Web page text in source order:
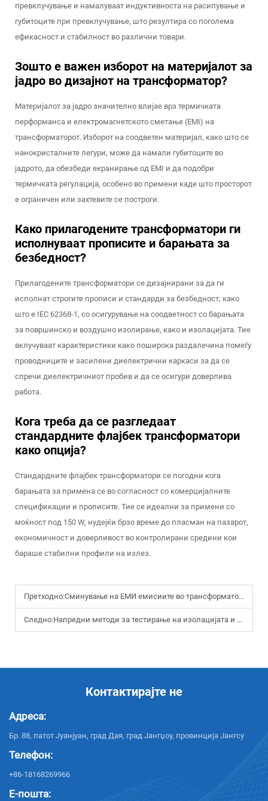
превклучување и намалуваат индуктивноста на расипување и
губитоците при превклучување, што резултира со поголема
ефикасност и стабилност во различни товари.
Зошто е важен изборот на материјалот за
јадро во дизајнот на трансформатор?
Материјалот за јадро значително влијае врз термичката
перформанса и електромагнетското сметање (EMI) на
трансформаторот. Изборот на соодветен материјал, како што се
нанокристалните легури, може да намали губитоците во
јадрото, да обезбеди екранирање од EMI и да подобри
термичката регулација, особено во примени каде што просторот
е ограничен или захтевите се построги.
Како прилагодените трансформатори ги
исполнуваат прописите и барањата за
безбедност?
Прилагодените трансформатори се дизајнирани за да ги
исполнат строгите прописи и стандарди за безбедност, како
што е IEC 62368-1, со осигурување на соодветност со барањата
за површинско и воздушно изолирање, како и изолацијата. Тие
вклучуваат карактеристики како поширока раздалечина помеѓу
проводниците и засилени диелектрични каркаси за да се
спречи диелектричниот пробив и да се осигури доверлива
работа.
Кога треба да се разгледаат
стандардните флајбек трансформатори
како опција?
Стандардните флајбек трансформатори се погодни кога
барањата за примена се во согласност со комерцијалните
спецификации и прописите. Тие се идеални за примени со
моќност под 150 W, нудејќи брзо време до пласман на пазарот,
економичност и доверливост во контролирани средини кои
бараше стабилни профили на излез.
Претходно:Сминување на ЕМИ емисиите во трансформаторските кола со флајбек на висока моќност
Следно:Напредни методи за тестирање на изолацијата и расеаната индуктивност на вратни трансформатори
Контактирајте не
Адреса:
Бр. 88, патот Јуанјуан, град Дая, град Јангџоу, провинција Јангсу
Телефон:
+86-18168269966
Е-пошта: